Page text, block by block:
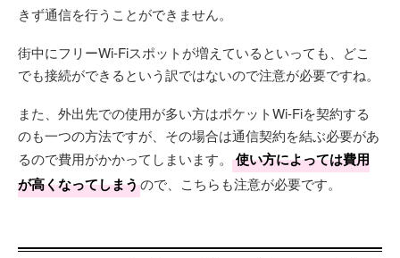
きず通信を行うことができません。
街中にフリーWi-Fiスポットが増えているといっても、どこ
でも接続ができるという訳ではないので注意が必要ですね。
また、外出先での使用が多い方はポケットWi-Fiを契約する
のも一つの方法ですが、その場合は通信契約を結ぶ必要があ
るので費用がかかってしまいます。
使い方によっては費用
が高くなってしまうので、こちらも注意が必要です。